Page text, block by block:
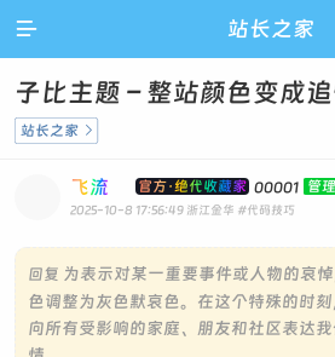
 站长之家
子比主题 – 整站颜色变成
站长之家 
飞流 官方·绝代收藏家 00001 管
2025-10-8 17:56:49 浙江金华 #代码技巧
回复 为表示对某一重要事件或人物的哀
色调整为灰色默哀色。在这个特殊的时
向所有受影响的家庭、朋友和社区表达